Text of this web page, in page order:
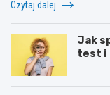
Czytaj dalej
Jak
test i